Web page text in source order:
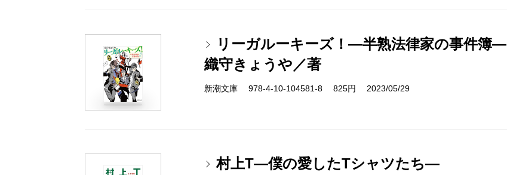
リーガルーキーズ！―半熟法律家の事件簿―
織守きょうや／著
新潮文庫 978-4-10-104581-8 825円 2023/05/29
村上T―僕の愛したTシャツたち―